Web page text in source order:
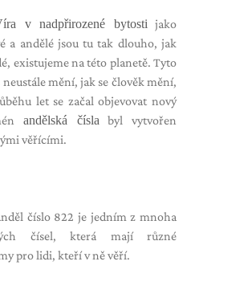
v nadpřirozené bytosti jako
a andělé jsou tu tak dlouho, jak
existujeme na této planetě. Tyto
neustále mění, jak se člověk mění,
let se začal objevovat nový
andělská čísla byl vytvořen
věřícími.
číslo 822 je jedním z mnoha
čísel, která mají různé
pro lidi, kteří v ně věří.